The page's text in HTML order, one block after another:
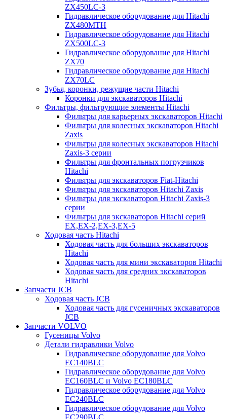
ZX450LC-3
Гидравлическое оборудование для Hitachi
ZX480MTH
Гидравлическое оборудование для Hitachi
ZX500LC-3
Гидравлическое оборудование для Hitachi
ZX70
Гидравлическое оборудование для Hitachi
ZX70LC
Зубья, коронки, режущие части Hitachi
Коронки для экскаваторов Hitachi
Фильтры, фильтрующие элементы Hitachi
Фильтры для карьерных экскаваторов Hitachi
Фильтры для колесных экскаваторов Hitachi
Zaxis
Фильтры для колесных экскаваторов Hitachi
Zaxis-3 серии
Фильтры для фронтальных погрузчиков
Hitachi
Фильтры для экскаваторов Fiat-Hitachi
Фильтры для экскаваторов Hitachi Zaxis
Фильтры для экскаваторов Hitachi Zaxis-3
серии
Фильтры для экскаваторов Hitachi серий
EX,EX-2,EX-3,EX-5
Ходовая часть Hitachi
Ходовая часть для больших экскаваторов
Hitachi
Ходовая часть для мини экскаваторов Hitachi
Ходовая часть для средних экскаваторов
Hitachi
Запчасти JCB
Ходовая часть JCB
Ходовая часть для гусеничных экскаваторов
JCB
Запчасти VOLVO
Гусеницы Volvo
Детали гидравлики Volvo
Гидравлическое оборудование для Volvo
EC140BLC
Гидравлическое оборудование для Volvo
EC160BLC и Volvo EC180BLC
Гидравлическое оборудование для Volvo
EC240BLC
Гидравлическое оборудование для Volvo
EC290BLC